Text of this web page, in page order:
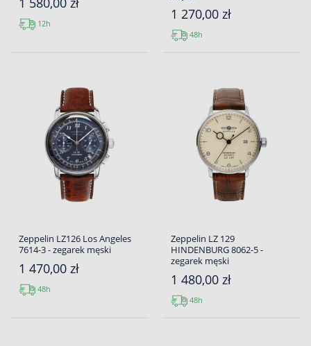
12h
1 270,00 zł
48h
Zeppelin LZ126 Los Angeles
7614-3 - zegarek męski
1 470,00 zł
48h
Zeppelin LZ 129
HINDENBURG 8062-5 -
zegarek męski
1 480,00 zł
48h